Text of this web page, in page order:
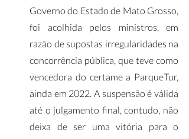
Governo do Estado de Mato Grosso,
foi acolhida pelos ministros, em
razão de supostas irregularidades na
concorrência pública, que teve como
vencedora do certame a ParqueTur,
ainda em 2022. A suspensão é válida
até o julgamento final, contudo, não
deixa de ser uma vitória para o